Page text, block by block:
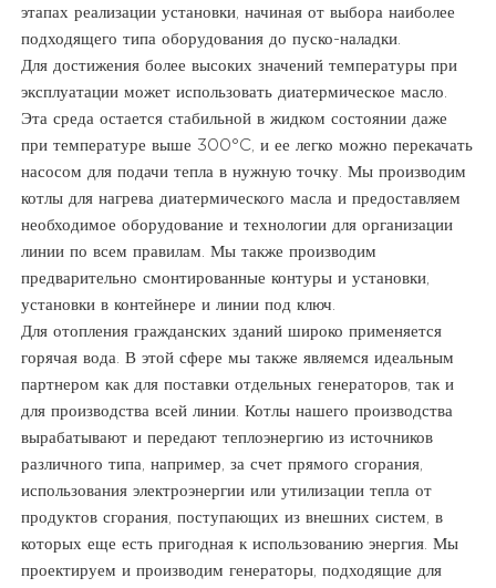
этапах реализации установки, начиная от выбора наиболее
подходящего типа оборудования до пуско-наладки.
Для достижения более высоких значений температуры при
эксплуатации может использовать диатермическое масло.
Эта среда остается стабильной в жидком состоянии даже
при температуре выше 300°C, и ее легко можно перекачать
насосом для подачи тепла в нужную точку. Мы производим
котлы для нагрева диатермического масла и предоставляем
необходимое оборудование и технологии для организации
линии по всем правилам. Мы также производим
предварительно смонтированные контуры и установки,
установки в контейнере и линии под ключ.
Для отопления гражданских зданий широко применяется
горячая вода. В этой сфере мы также являемся идеальным
партнером как для поставки отдельных генераторов, так и
для производства всей линии. Котлы нашего производства
вырабатывают и передают теплоэнергию из источников
различного типа, например, за счет прямого сгорания,
использования электроэнергии или утилизации тепла от
продуктов сгорания, поступающих из внешних систем, в
которых еще есть пригодная к использованию энергия. Мы
проектируем и производим генераторы, подходящие для